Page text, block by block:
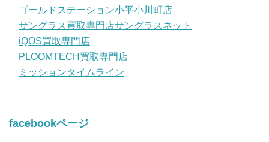
ゴールドステーション小平小川町店
サングラス買取専門店サングラスネット
iQOS買取専門店
PLOOMTECH買取専門店
ミッションタイムライン
facebookページ